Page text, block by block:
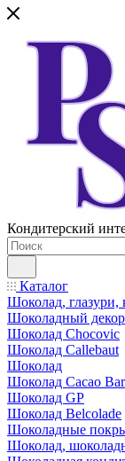
Кондитерский
Каталог
Шоколад, глазури,
Шоколадный декор
Шоколад Chocovic
Шоколад Callebaut
Шоколад
Шоколад Cacao
Шоколад GP
Шоколад Belcolade
Шоколадные
Шоколад,